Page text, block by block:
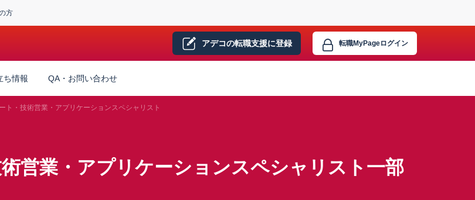
方
アデコの転職支援に登録 転職MyPageログイン
ち情報 QA・お問い合わせ
ト・技術営業・アプリケーションスペシャリスト
営業・アプリケーションスペシャリスト一部